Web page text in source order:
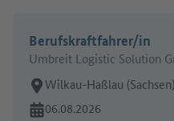
Berufskraftfahrer/in
Umbreit Logistic Solution
Arbeitsort:
Wilkau-Haßlau (Sachsen)
Online seit:
06.08.2026